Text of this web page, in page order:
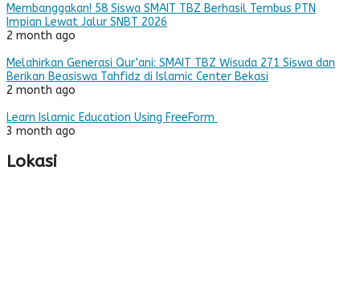
Membanggakan! 58 Siswa SMAIT TBZ Berhasil Tembus PTN
Impian Lewat Jalur SNBT 2026
2 month ago
Melahirkan Generasi Qur’ani: SMAIT TBZ Wisuda 271 Siswa dan
Berikan Beasiswa Tahfidz di Islamic Center Bekasi
2 month ago
Learn Islamic Education Using FreeForm
3 month ago
Lokasi